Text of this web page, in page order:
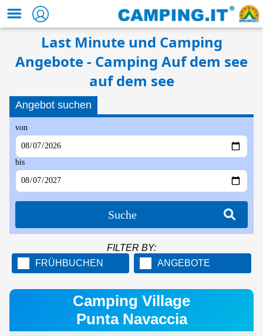
Last Minute und Camping
Angebote - Camping Auf dem see
auf dem see
Angebot suchen
von
bis
Suche
FILTER BY:
FRÜHBUCHEN
ANGEBOTE
Camping Village
Punta Navaccia